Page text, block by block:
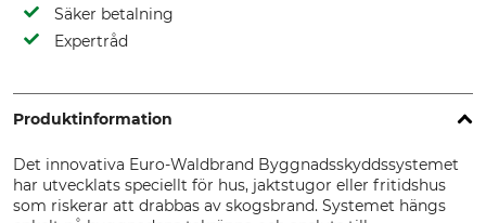
Säker betalning
Expertråd
Produktinformation
Det innovativa Euro-Waldbrand Byggnadsskyddssystemet
har utvecklats speciellt för hus, jaktstugor eller fritidshus
som riskerar att drabbas av skogsbrand. Systemet hängs